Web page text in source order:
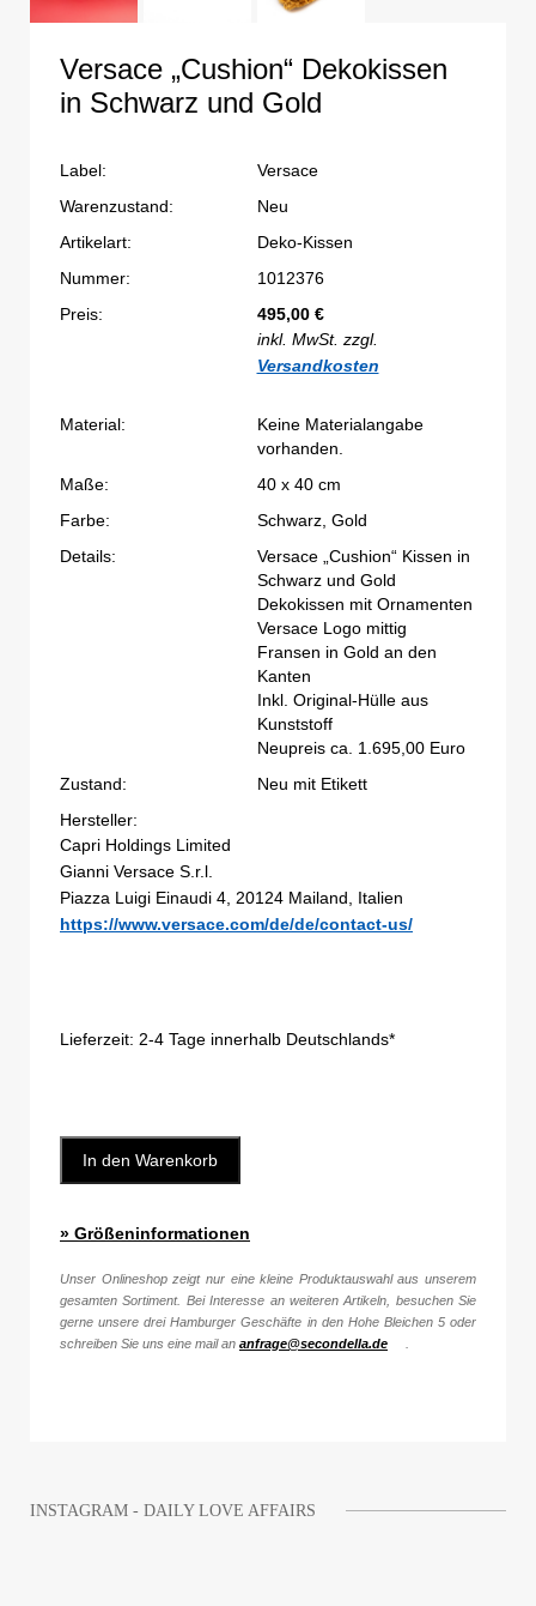
Versace „Cushion“ Dekokissen
in Schwarz und Gold
Label:
Versace
Warenzustand:
Neu
Artikelart:
Deko-Kissen
Nummer:
1012376
Preis:
495,00 €
inkl. MwSt. zzgl.
Versandkosten
Material:
Keine Materialangabe
vorhanden.
Maße:
40 x 40 cm
Farbe:
Schwarz, Gold
Details:
Versace „Cushion“ Kissen in
Schwarz und Gold
Dekokissen mit Ornamenten
Versace Logo mittig
Fransen in Gold an den
Kanten
Inkl. Original-Hülle aus
Kunststoff
Neupreis ca. 1.695,00 Euro
Zustand:
Neu mit Etikett
Hersteller:
Capri Holdings Limited
Gianni Versace S.r.l.
Piazza Luigi Einaudi 4, 20124 Mailand, Italien
https://www.versace.com/de/de/contact-us/
Lieferzeit: 2-4 Tage innerhalb Deutschlands*
In den Warenkorb
» Größeninformationen
Unser Onlineshop zeigt nur eine kleine Produktauswahl aus unserem
gesamten Sortiment. Bei Interesse an weiteren Artikeln, besuchen Sie
gerne unsere drei Hamburger Geschäfte in den Hohe Bleichen 5 oder
schreiben Sie uns eine mail an anfrage@secondella.de
INSTAGRAM - DAILY LOVE AFFAIRS